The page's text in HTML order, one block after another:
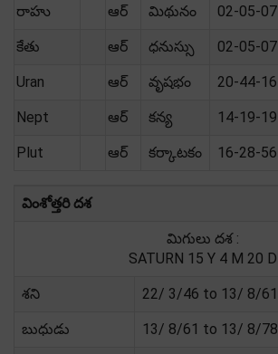
రాహు ఆర్ మిథునం 02-05-07
కేతు ఆర్ ధనుస్సు 02-05-07
Uran ఆర్ వృషభం 20-44-16
Nept ఆర్ కన్య 14-19-19
Plut ఆర్ కర్కాటకం 16-28-56
వింశోత్తరి దశ
మిగులు దశ :
SATURN 15 Y 4 M 20 D
శని 22/ 3/46 to 13/ 8/61
బుధుడు 13/ 8/61 to 13/ 8/78